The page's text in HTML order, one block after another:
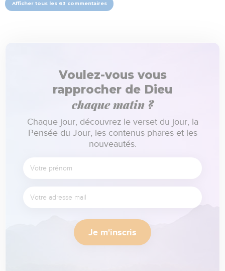
Afficher tous les 63 commentaires
Voulez-vous vous
rapprocher de Dieu
chaque matin ?
Chaque jour, découvrez le verset du jour, la
Pensée du Jour, les contenus phares et les
nouveautés.
Je m'inscris